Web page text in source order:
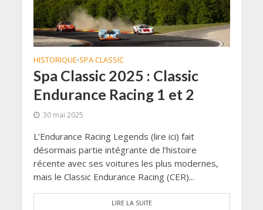
HISTORIQUE•SPA CLASSIC
Spa Classic 2025 : Classic
Endurance Racing 1 et 2
30 mai 2025
L’Endurance Racing Legends (lire ici) fait
désormais partie intégrante de l’histoire
récente avec ses voitures les plus modernes,
mais le Classic Endurance Racing (CER)...
LIRE LA SUITE